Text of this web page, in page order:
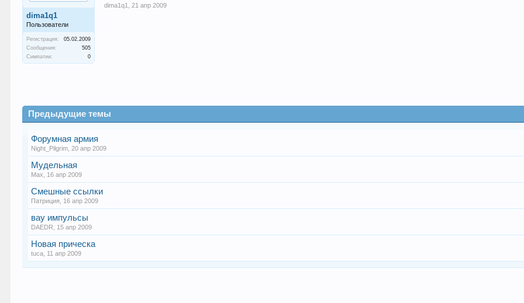
dima1q1
Пользователи
Регистрация:
05.02.2009
Сообщения:
505
Симпатии:
0
dima1q1 21 апр 2009
Предыдущие темы
Форумная армия
Night_Pilgrim ,20 апр 2009
Мудельная
Max 16 апр 2009
Смешные ссылки
Патриция 16 апр 2009
вау импульсы
DAEDR 15 апр 2009
Новая прическа
tuca 11 апр 2009